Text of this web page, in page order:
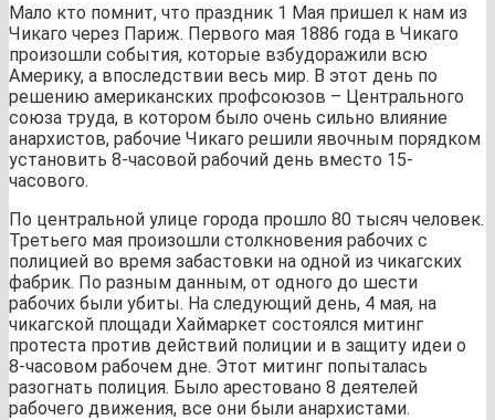
Мало кто помнит, что праздник 1 Мая пришел к нам из
Чикаго через Париж. Первого мая 1886 года в Чикаго
произошли события, которые взбудоражили всю
Америку, а впоследствии весь мир. В этот день по
решению американских профсоюзов – Центрального
союза труда, в котором было очень сильно влияние
анархистов, рабочие Чикаго решили явочным порядком
установить 8-часовой рабочий день вместо 15-
часового.
По центральной улице города прошло 80 тысяч человек.
Третьего мая произошли столкновения рабочих с
полицией во время забастовки на одной из чикагских
фабрик. По разным данным, от одного до шести
рабочих были убиты. На следующий день, 4 мая, на
чикагской площади Хаймаркет состоялся митинг
протеста против действий полиции и в защиту идеи о
8-часовом рабочем дне. Этот митинг попыталась
разогнать полиция. Было арестовано 8 деятелей
рабочего движения, все они были анархистами.